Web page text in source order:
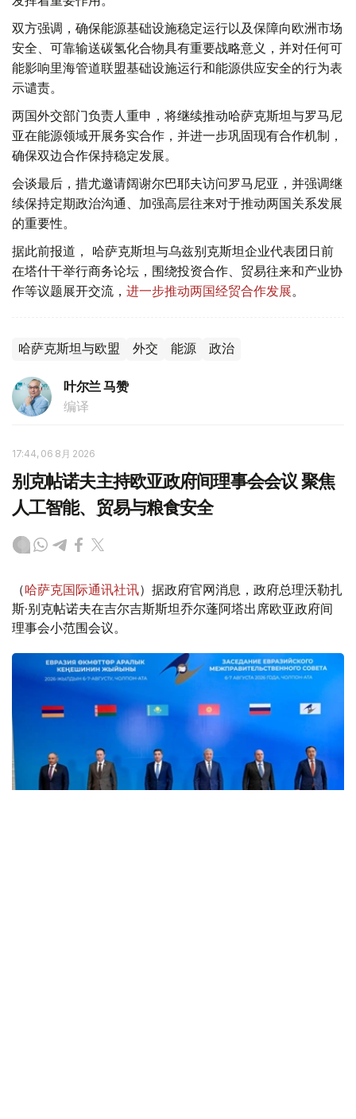
双方强调，确保能源基础设施稳定运行以及保障向欧洲市场
安全、可靠输送碳氢化合物具有重要战略意义，并对任何可
能影响里海管道联盟基础设施运行和能源供应安全的行为表
示谴责。
两国外交部门负责人重申，将继续推动哈萨克斯坦与罗马尼
亚在能源领域开展务实合作，并进一步巩固现有合作机制，
确保双边合作保持稳定发展。
会谈最后，措尤邀请阔谢尔巴耶夫访问罗马尼亚，并强调继
续保持定期政治沟通、加强高层往来对于推动两国关系发展
的重要性。
据此前报道， 哈萨克斯坦与乌兹别克斯坦企业代表团日前
在塔什干举行商务论坛，围绕投资合作、贸易往来和产业协
作等议题展开交流， 进一步推动两国经贸合作发展。
哈萨克斯坦与欧盟 外交 能源 政治
叶尔兰 马赞
编译
17:44, 06 8月 2026
别克帖诺夫主持欧亚政府间理事会会议 聚焦
人工智能、贸易与粮食安全
（哈萨克国际通讯社讯）据政府官网消息，政府总理沃勒扎
斯·别克帖诺夫在吉尔吉斯斯坦乔尔蓬阿塔出席欧亚政府间
理事会小范围会议。